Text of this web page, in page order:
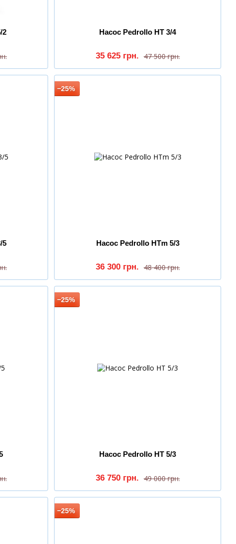
2 Насос Pedrollo HT 3/4
47 500 грн.
35 625 грн.
5
−25%
Насос Pedrollo HTm 5/3
48 400 грн.
36 300 грн.
−25%
Насос Pedrollo HT 5/3
49 000 грн.
36 750 грн.
−25%